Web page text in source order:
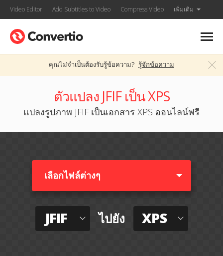
Video Editor Add Subtitles to Video Compress Video เพิ่มเติม
คุณไม่จำเป็นต้องรับรู้ข้อความ? รู้จักข้อความ
ตัวแปลง JFIF เป็น XPS
แปลงรูปภาพ JFIF เป็นเอกสาร XPS ออนไลน์ฟรี
เลือกไฟล์ต่างๆ​
JFIF ไปยัง XPS